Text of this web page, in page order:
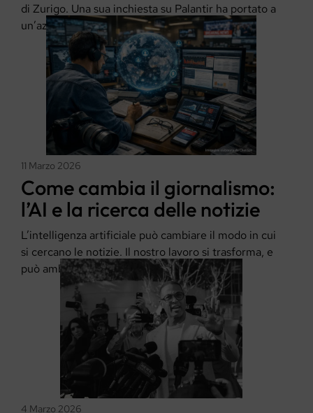
di Zurigo. Una sua inchiesta su Palantir ha portato a
un’azione …
11 Marzo 2026
Come cambia il giornalismo:
l’AI e la ricerca delle notizie
L’intelligenza artificiale può cambiare il modo in cui
si cercano le notizie. Il nostro lavoro si trasforma, e
può ambire …
4 Marzo 2026